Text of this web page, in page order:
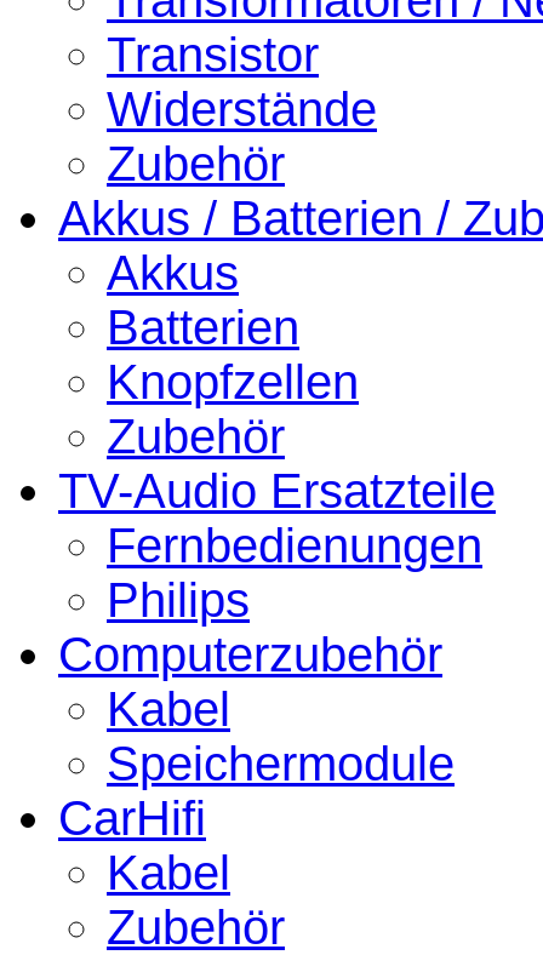
Transistor
Widerstände
Zubehör
Akkus / Batterien /
Akkus
Batterien
Knopfzellen
Zubehör
TV-Audio Ersatzteile
Fernbedienungen
Philips
Computerzubehör
Kabel
Speichermodule
CarHifi
Kabel
Zubehör